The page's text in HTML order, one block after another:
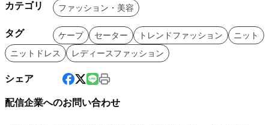
カテゴリ ファッション・美容
タグ ケープ セーター トレンドファッション
ニット
ニットドレス
レディースファッション
シェア
配信企業へのお問い合わせ